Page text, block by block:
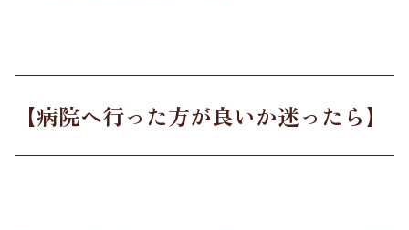
【病院へ行った方が良いか迷ったら】